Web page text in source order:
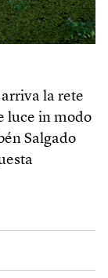
la rete
luce in modo
Salgado